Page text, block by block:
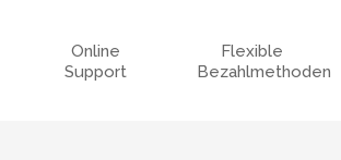
Online
Support
Flexible
Bezahlmethoden